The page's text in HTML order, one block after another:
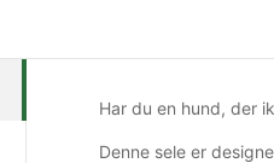
Har du en hund, der
Denne sele er